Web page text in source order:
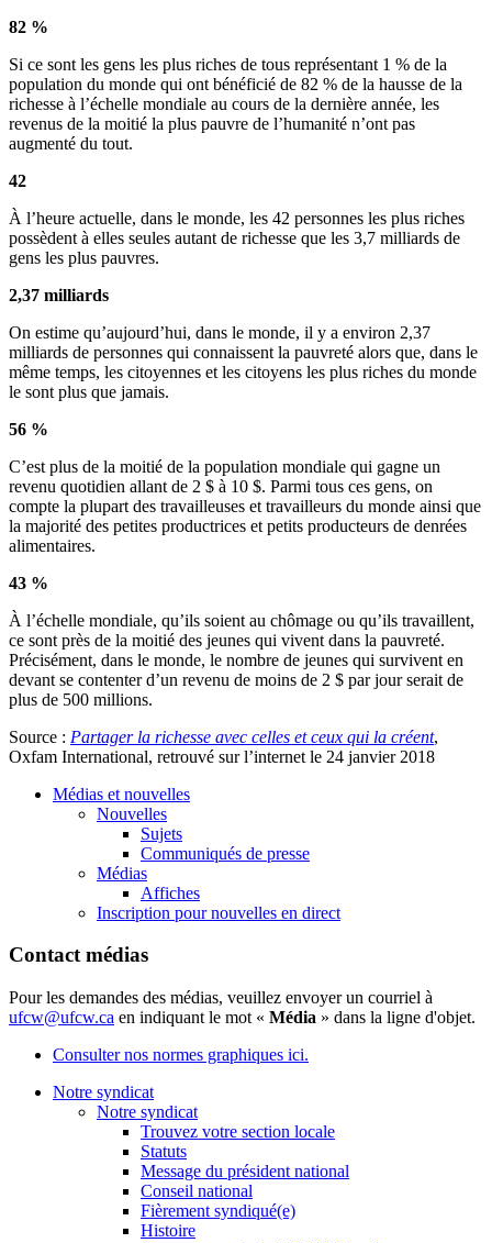
82 %
Si ce sont les gens les plus riches de tous représentant 1 % de la
population du monde qui ont bénéficié de 82 % de la hausse de la
richesse à l’échelle mondiale au cours de la dernière année, les
revenus de la moitié la plus pauvre de l’humanité n’ont pas
augmenté du tout.
42
À l’heure actuelle, dans le monde, les 42 personnes les plus riches
possèdent à elles seules autant de richesse que les 3,7 milliards de
gens les plus pauvres.
2,37 milliards
On estime qu’aujourd’hui, dans le monde, il y a environ 2,37
milliards de personnes qui connaissent la pauvreté alors que, dans le
même temps, les citoyennes et les citoyens les plus riches du monde
le sont plus que jamais.
56 %
C’est plus de la moitié de la population mondiale qui gagne un
revenu quotidien allant de 2 $ à 10 $. Parmi tous ces gens, on
compte la plupart des travailleuses et travailleurs du monde ainsi que
la majorité des petites productrices et petits producteurs de denrées
alimentaires.
43 %
À l’échelle mondiale, qu’ils soient au chômage ou qu’ils travaillent,
ce sont près de la moitié des jeunes qui vivent dans la pauvreté.
Précisément, dans le monde, le nombre de jeunes qui survivent en
devant se contenter d’un revenu de moins de 2 $ par jour serait de
plus de 500 millions.
Source : Partager la richesse avec celles et ceux qui la créent,
Oxfam International, retrouvé sur l’internet le 24 janvier 2018
Médias et nouvelles
Nouvelles
Sujets
Communiqués de presse
Médias
Affiches
Inscription pour nouvelles en direct
Contact médias
Pour les demandes des médias, veuillez envoyer un courriel à
ufcw@ufcw.ca en indiquant le mot « Média » dans la ligne d'objet.
Consulter nos normes graphiques ici.
Notre syndicat
Notre syndicat
Trouvez votre section locale
Statuts
Message du président national
Conseil national
Fièrement syndiqué(e)
Histoire